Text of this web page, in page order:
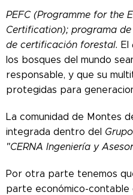
PEFC(Programme for the
Certification); programa
de certificación forestal. El
los bosques del mundo
responsable, y que su
protegidas para
La comunidad de Montes
integrada dentro del
"CERNA Ingeniería y
Por otra parte tenemos
parte económico-contable